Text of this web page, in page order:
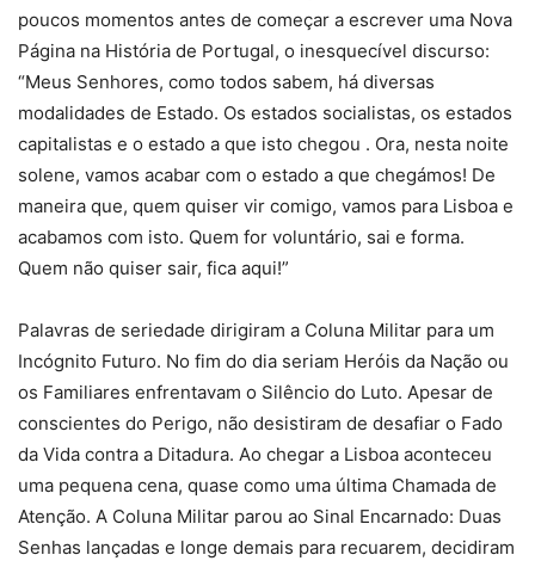
poucos momentos antes de começar a escrever uma Nova
Página na História de Portugal, o inesquecível discurso:
“Meus Senhores, como todos sabem, há diversas
modalidades de Estado. Os estados socialistas, os estados
capitalistas e o estado a que isto chegou . Ora, nesta noite
solene, vamos acabar com o estado a que chegámos! De
maneira que, quem quiser vir comigo, vamos para Lisboa e
acabamos com isto. Quem for voluntário, sai e forma.
Quem não quiser sair, fica aqui!”
Palavras de seriedade dirigiram a Coluna Militar para um
Incógnito Futuro. No fim do dia seriam Heróis da Nação ou
os Familiares enfrentavam o Silêncio do Luto. Apesar de
conscientes do Perigo, não desistiram de desafiar o Fado
da Vida contra a Ditadura. Ao chegar a Lisboa aconteceu
uma pequena cena, quase como uma última Chamada de
Atenção. A Coluna Militar parou ao Sinal Encarnado: Duas
Senhas lançadas e longe demais para recuarem, decidiram